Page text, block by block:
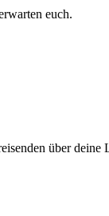
euch.
über deine